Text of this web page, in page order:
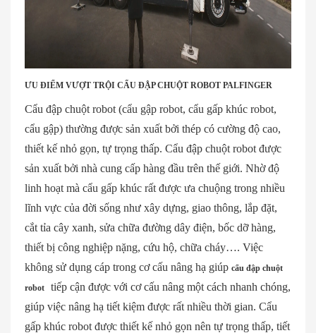
ƯU ĐIỂM VƯỢT TRỘI CẨU ĐẬP CHUỘT ROBOT PALFINGER
Cẩu đập chuột robot (cẩu gập robot, cẩu gấp khúc robot,
cẩu gập) thường được sản xuất bởi thép có cường độ cao,
thiết kế nhỏ gọn, tự trọng thấp. Cẩu đập chuột robot được
sản xuất bởi nhà cung cấp hàng đầu trên thế giới. Nhờ độ
linh hoạt mà cẩu gấp khúc rất được ưa chuộng trong nhiều
lĩnh vực của đời sống như xây dựng, giao thông, lắp đặt,
cắt tỉa cây xanh, sửa chữa đường dây điện, bốc dỡ hàng,
thiết bị công nghiệp nặng, cứu hộ, chữa cháy…. Việc
không sử dụng cáp trong cơ cấu nâng hạ giúp cẩu đập chuột
robot
tiếp cận được với cơ cấu nâng một cách nhanh chóng,
giúp việc nâng hạ tiết kiệm được rất nhiều thời gian. Cẩu
gấp khúc robot được thiết kế nhỏ gọn nên tự trọng thấp, tiết